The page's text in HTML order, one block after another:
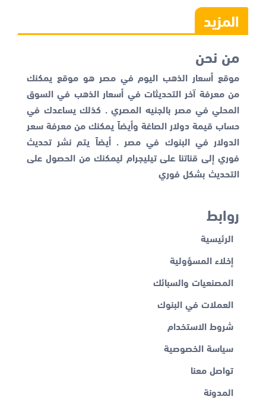
المزيد
من نحن
موقع أسعار الذهب اليوم في مصر هو موقع يمكنك
من معرفة آخر التحديثات في أسعار الذهب في السوق
المحلي في مصر بالجنيه المصري . كذلك يساعدك في
حساب قيمة دولار الصاغة وأيضاً يمكنك من معرفة سعر
الدولار في البنوك في مصر . أيضاً يتم نشر تحديث
فوري إلى قناتنا على تيليجرام ليمكنك من الحصول على
التحديث بشكل فوري
روابط
الرئيسية
إخلاء المسؤولية
المصنعيات والسبائك
العملات في البنوك
شروط الاستخدام
سياسة الخصوصية
تواصل معنا
المدونة